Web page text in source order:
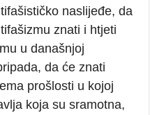
naslijeđe, da
znati i htjeti
u današnjoj
da će znati
prošlosti u kojoj
koja su sramotna,